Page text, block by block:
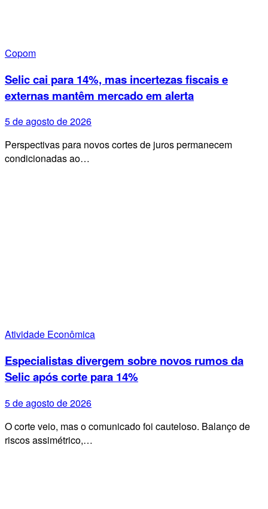
Copom
Selic cai para 14%, mas incertezas fiscais e
externas mantêm mercado em alerta
5 de agosto de 2026
Perspectivas para novos cortes de juros permanecem
condicionadas ao…
Atividade Econômica
Especialistas divergem sobre novos rumos da
Selic após corte para 14%
5 de agosto de 2026
O corte veio, mas o comunicado foi cauteloso. Balanço de
riscos assimétrico,…